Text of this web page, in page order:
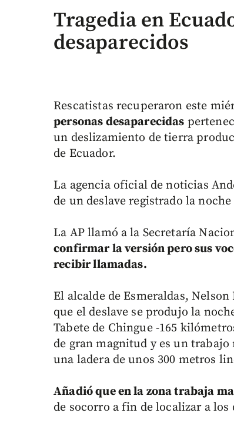
Tragedia en
desaparecidos
Rescatistas recuperaron este
personas desaparecidas
un deslizamiento de tierra
de Ecuador.
La agencia oficial de noticias
de un deslave registrado la
La AP llamó a la Secretaría
confirmar la versión pero sus
recibir llamadas.
El alcalde de Esmeraldas,
que el deslave se produjo la
Tabete de Chingue -165
de gran magnitud y es un
una ladera de unos 300 metros
Añadió que en la zona trabaja
de socorro a fin de localizar a los